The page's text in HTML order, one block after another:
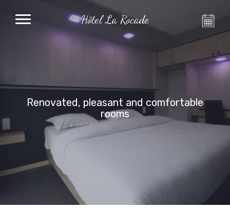
Hôtel La Rocade
Renovated, pleasant and comfortable
rooms